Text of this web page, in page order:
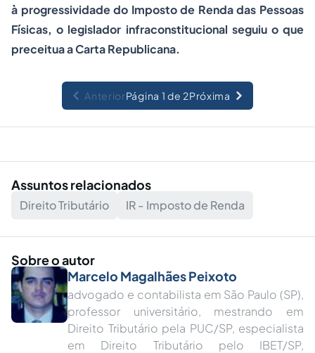
à progressividade do Imposto de Renda das Pessoas
Físicas, o legislador infraconstitucional seguiu o que
preceitua a Carta Republicana.
AnteriorPágina 1 de 2Próxima
Assuntos relacionados
Direito Tributário IR - Imposto de Renda
Sobre o autor
Marcelo Magalhães Peixoto
advogado e contabilista em São Paulo (SP),
professor universitário, mestrando em
Direito Tributário pela PUC/SP, especialista
em Direito Tributário pelo IBET/SP,